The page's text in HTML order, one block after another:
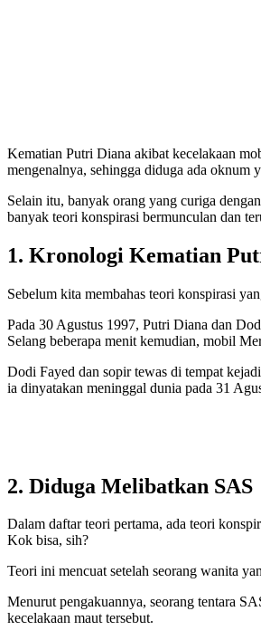
Kematian Putri Diana akibat kecelakaan
mengenalnya, sehingga diduga ada oknum
Selain itu, banyak orang yang curiga
banyak teori konspirasi bermunculan dan
1. Kronologi Kematian
Sebelum kita membahas teori konspirasi
Pada 30 Agustus 1997, Putri Diana dan
Selang beberapa menit kemudian, mobil
Dodi Fayed dan sopir tewas di tempat
ia dinyatakan meninggal dunia pada 31
2. Diduga Melibatkan SAS
Dalam daftar teori pertama, ada teori
Kok bisa, sih?
Teori ini mencuat setelah seorang wanita
Menurut pengakuannya, seorang tentara
kecelakaan maut tersebut.